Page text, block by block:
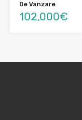
De Vanzare
102,000€